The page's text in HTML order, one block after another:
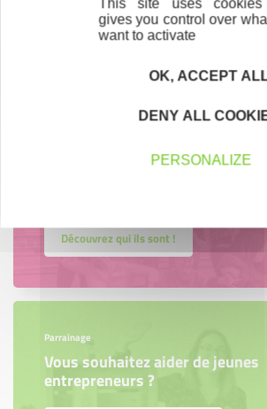
Découvrez qui ils sont !
Parrainage
Vous souhaitez aider de jeunes
entrepreneurs ?
gives you control over
want to activate
OK, ACCEPT
DENY ALL
PERSONALIZE